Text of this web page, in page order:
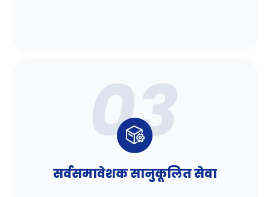
सर्वसमावेशक सानुकूलित सेवा